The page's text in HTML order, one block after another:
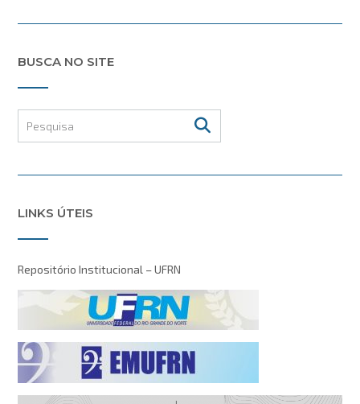
BUSCA NO SITE
LINKS ÚTEIS
Repositório Institucional – UFRN